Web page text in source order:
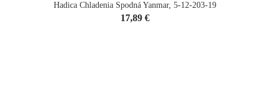
Hadica Chladenia Spodná Yanmar, 5-12-203-19
Cena
17,89 €